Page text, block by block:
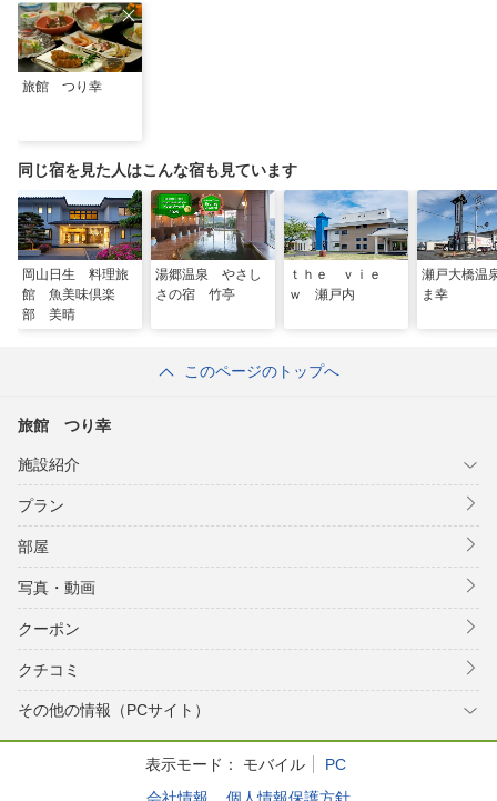
旅館 つり幸
同じ宿を見た人はこんな宿も見ています
岡山日生 料理旅
館 魚美味倶楽
部 美晴
湯郷温泉 やさし
さの宿 竹亭
ｔｈｅ ｖｉｅ
ｗ 瀬戸内
瀬戸大橋
ま幸
このページのトップへ
旅館 つり幸
施設紹介
プラン
部屋
写真・動画
クーポン
クチコミ
その他の情報（PCサイト）
表示モード： モバイル
PC